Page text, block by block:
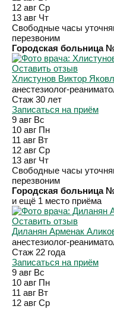
12 авг Ср
13 авг Чт
Свободные часы
перезвоним
Городская больница
Оставить отзыв
Хлистунов Виктор
анестезиолог-
Стаж 30 лет
Записаться на приём
9 авг Вс
10 авг Пн
11 авг Вт
12 авг Ср
13 авг Чт
Свободные часы
перезвоним
Городская больница
и ещё 1 место приёма
Оставить отзыв
Диланян Арменак
анестезиолог-
Стаж 22 года
Записаться на приём
9 авг Вс
10 авг Пн
11 авг Вт
12 авг Ср